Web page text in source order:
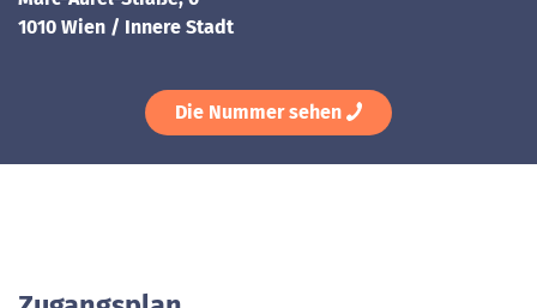
1010 Wien / Innere Stadt
Die Nummer sehen